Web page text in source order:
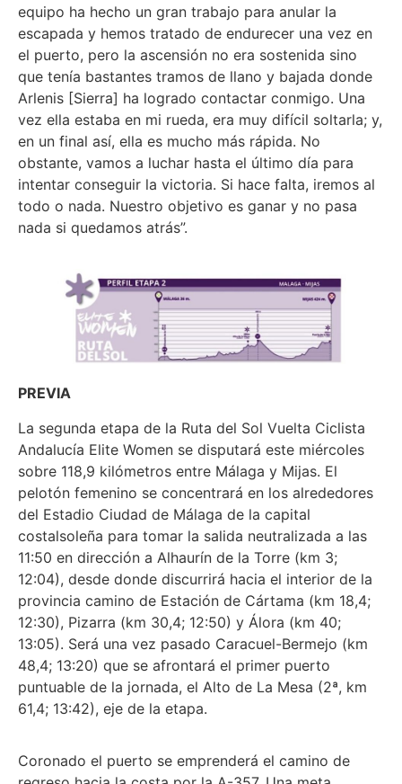
equipo ha hecho un gran trabajo para anular la
escapada y hemos tratado de endurecer una vez en
el puerto, pero la ascensión no era sostenida sino
que tenía bastantes tramos de llano y bajada donde
Arlenis [Sierra] ha logrado contactar conmigo. Una
vez ella estaba en mi rueda, era muy difícil soltarla; y,
en un final así, ella es mucho más rápida. No
obstante, vamos a luchar hasta el último día para
intentar conseguir la victoria. Si hace falta, iremos al
todo o nada. Nuestro objetivo es ganar y no pasa
nada si quedamos atrás”.
PREVIA
La segunda etapa de la Ruta del Sol Vuelta Ciclista
Andalucía Elite Women se disputará este miércoles
sobre 118,9 kilómetros entre Málaga y Mijas. El
pelotón femenino se concentrará en los alrededores
del Estadio Ciudad de Málaga de la capital
costalsoleña para tomar la salida neutralizada a las
11:50 en dirección a Alhaurín de la Torre (km 3;
12:04), desde donde discurrirá hacia el interior de la
provincia camino de Estación de Cártama (km 18,4;
12:30), Pizarra (km 30,4; 12:50) y Álora (km 40;
13:05). Será una vez pasado Caracuel-Bermejo (km
48,4; 13:20) que se afrontará el primer puerto
puntuable de la jornada, el Alto de La Mesa (2ª, km
61,4; 13:42), eje de la etapa.
Coronado el puerto se emprenderá el camino de